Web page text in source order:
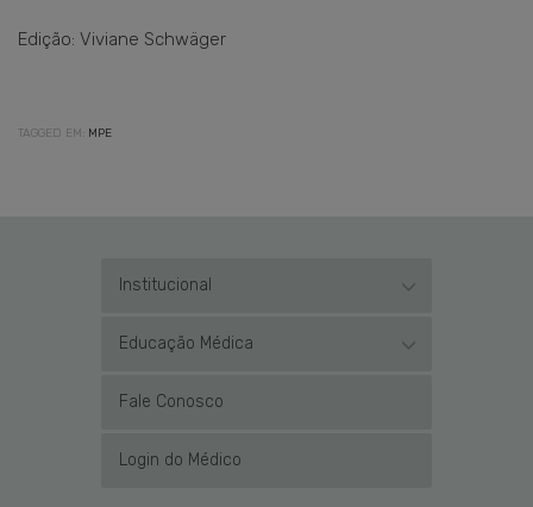
Edição: Viviane Schwäger
TAGGED EM: MPE
Institucional
Educação Médica
Fale Conosco
Login do Médico